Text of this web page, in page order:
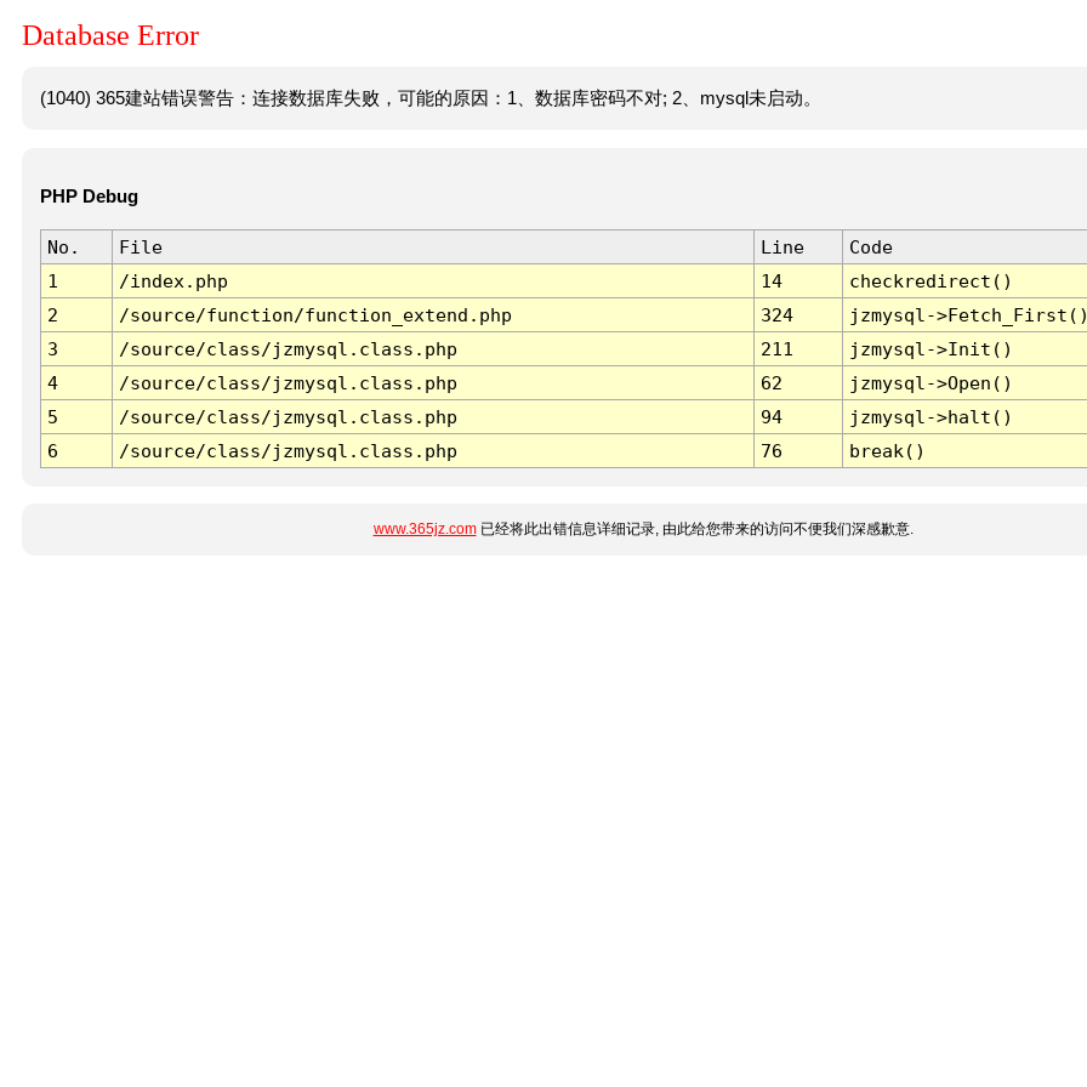
Database Error
(1040) 365建站错误警告：连接数据库失败，可能的原因：1、数据库密码不对; 2、mysql未启动。
PHP Debug
No. File Line
Code
1
/index.php 14
checkredirect()
2
/source/function/function_extend.php 324
jzmysql-
3
/source/class/jzmysql.class.php 211
jzmysql->Init()
4
/source/class/jzmysql.class.php 62
jzmysql->Open()
5
/source/class/jzmysql.class.php 94
jzmysql->halt()
6
/source/class/jzmysql.class.php 76 break()
www.365jz.com已经将此出错信息详细记录, 由此给您带来的访问不便我们深感歉意.